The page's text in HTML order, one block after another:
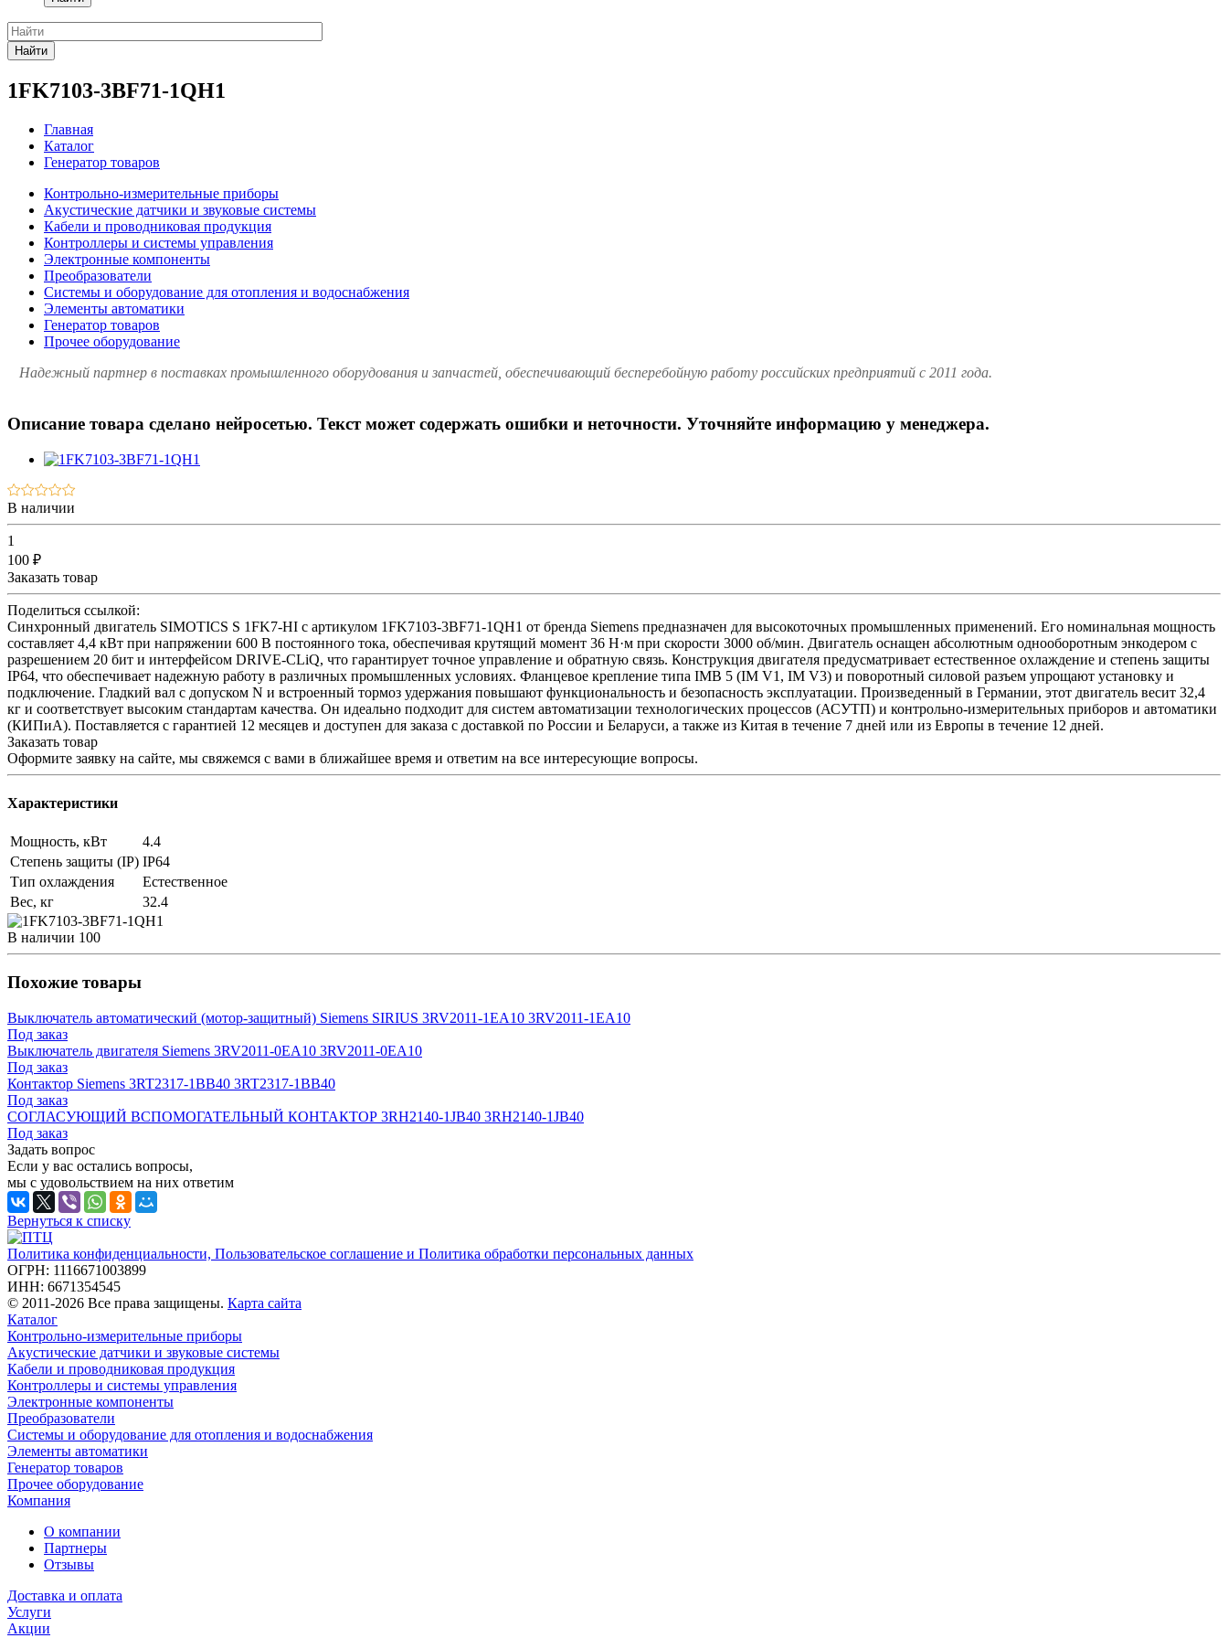
Найти
1FK7103-3BF71-1QH1
Главная
Каталог
Генератор товаров
Контрольно-измерительные приборы
Акустические датчики и звуковые системы
Кабели и проводниковая продукция
Контроллеры и системы управления
Электронные компоненты
Преобразователи
Системы и оборудование для отопления и водоснабжения
Элементы автоматики
Генератор товаров
Прочее оборудование
Надежный партнер в поставках промышленного оборудования и запчастей, обеспечивающий бесперебойную работу российских предприятий с 2011 года.
Описание товара сделано нейросетью. Текст может содержать ошибки и неточности. Уточняйте информацию у менеджера.
В наличии
1
100 ₽
Заказать товар
Поделиться ссылкой:
Синхронный двигатель SIMOTICS S 1FK7-HI с артикулом 1FK7103-3BF71-1QH1 от бренда Siemens предназначен для высокоточных промышленных применений. Его номинальная мощность
составляет 4,4 кВт при напряжении 600 В постоянного тока, обеспечивая крутящий момент 36 Н·м при скорости 3000 об/мин. Двигатель оснащен абсолютным однооборотным энкодером с
разрешением 20 бит и интерфейсом DRIVE-CLiQ, что гарантирует точное управление и обратную связь. Конструкция двигателя предусматривает естественное охлаждение и степень защиты
IP64, что обеспечивает надежную работу в различных промышленных условиях. Фланцевое крепление типа IMB 5 (IM V1, IM V3) и поворотный силовой разъем упрощают установку и
подключение. Гладкий вал с допуском N и встроенный тормоз удержания повышают функциональность и безопасность эксплуатации. Произведенный в Германии, этот двигатель весит 32,4
кг и соответствует высоким стандартам качества. Он идеально подходит для систем автоматизации технологических процессов (АСУТП) и контрольно-измерительных приборов и автоматики
(КИПиА). Поставляется с гарантией 12 месяцев и доступен для заказа с доставкой по России и Беларуси, а также из Китая в течение 7 дней или из Европы в течение 12 дней.
Заказать товар
Оформите заявку на сайте, мы свяжемся с вами в ближайшее время и ответим на все интересующие вопросы.
Характеристики
Мощность, кВт
4.4
Степень защиты (IP) IP64
Тип охлаждения
Естественное
Вес, кг
32.4
В наличии 100
Похожие товары
Выключатель автоматический (мотор-защитный) Siemens SIRIUS 3RV2011-1EA10 3RV2011-1EA10
Под заказ
Выключатель двигателя Siemens 3RV2011-0EA10 3RV2011-0EA10
Под заказ
Контактор Siemens 3RT2317-1BB40 3RT2317-1BB40
Под заказ
СОГЛАСУЮЩИЙ ВСПОМОГАТЕЛЬНЫЙ КОНТАКТОР 3RH2140-1JB40 3RH2140-1JB40
Под заказ
Задать вопрос
Если у вас остались вопросы,
мы с удовольствием на них ответим
Вернуться к списку
Политика конфиденциальности, Пользовательское соглашение и Политика обработки персональных данных
ОГРН: 1116671003899
ИНН: 6671354545
© 2011-2026 Все права защищены. Карта сайта
Каталог
Контрольно-измерительные приборы
Акустические датчики и звуковые системы
Кабели и проводниковая продукция
Контроллеры и системы управления
Электронные компоненты
Преобразователи
Системы и оборудование для отопления и водоснабжения
Элементы автоматики
Генератор товаров
Прочее оборудование
Компания
О компании
Партнеры
Отзывы
Доставка и оплата
Услуги
Акции